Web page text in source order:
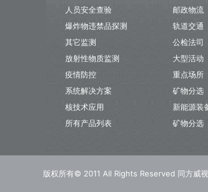
人员安全查验
爆炸物违禁品探测
其它监测
放射性物质监测
疫情防控
系统解决方案
核技术应用
所有产品列表
邮政物流
轨道交通
公检法司
大型活动
重点场所
矿物分选
新能源装
矿物分选
版权所有© 2011 All Rights Reserved 同方威